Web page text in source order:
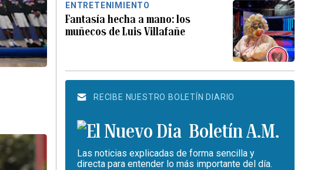
ENTRETENIMIENTO
Fantasía hecha a mano: los
muñecos de Luis Villafañe
RECIBE NUESTRO BOLETÍN DIARIO
Boletín A.M.
Las noticias explicadas de forma sencilla y
directa para entender lo más importante del día.